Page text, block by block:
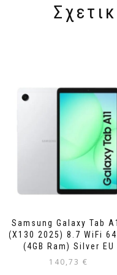
Samsung Galaxy Tab
(X130 2025) 8.7 WiFi
(4GB Ram) Silver EU
140,73 €